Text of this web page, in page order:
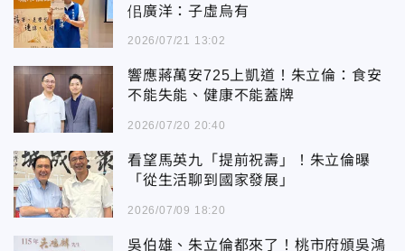
佀廣洋：子虛烏有
2026/07/21 13:02
響應蔣萬安725上凱道！朱立倫：食安
不能失能、健康不能蓋牌
2026/07/20 20:40
看望馬英九「提前祝壽」！朱立倫曝
「從生活聊到國家發展」
2026/07/09 18:20
吳伯雄、朱立倫都來了！桃市府頒吳鴻